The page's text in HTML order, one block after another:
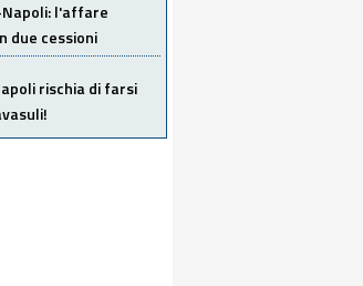
Napoli: l'affare
due cessioni
rischia di farsi